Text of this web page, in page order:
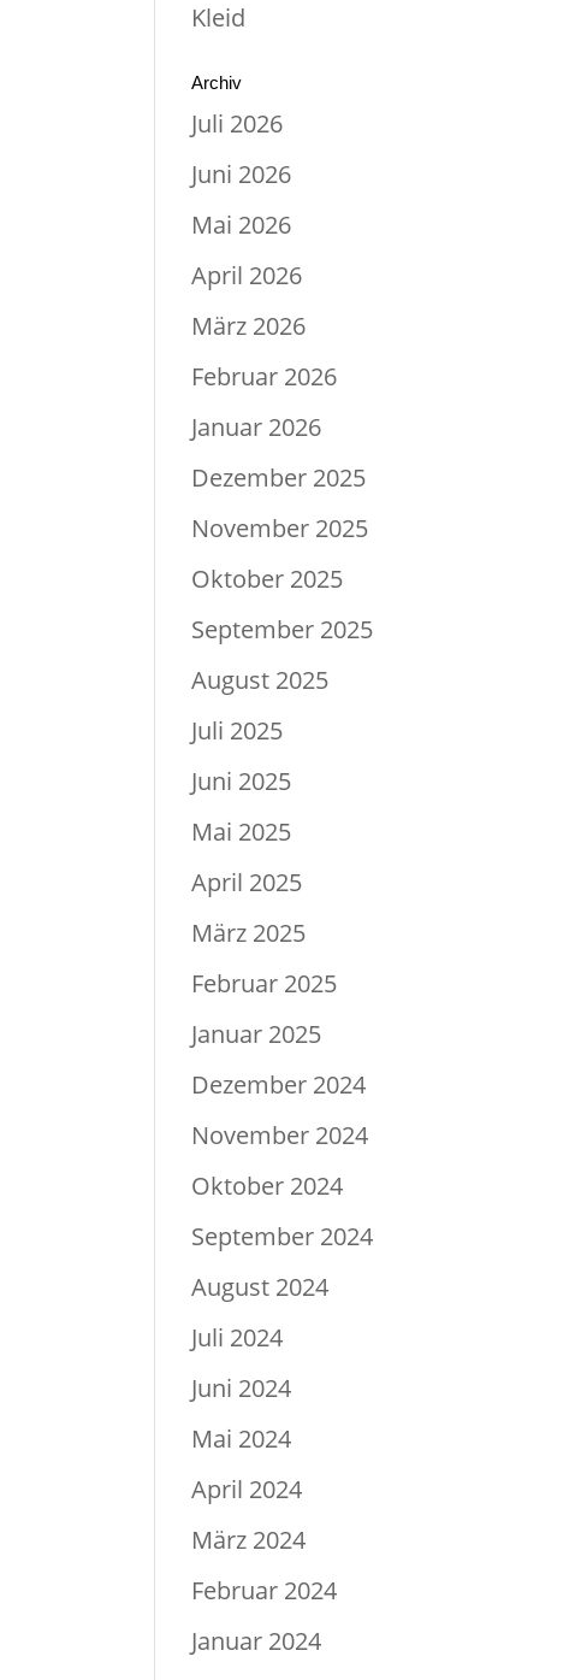
Kleid
Archiv
Juli 2026
Juni 2026
Mai 2026
April 2026
März 2026
Februar 2026
Januar 2026
Dezember 2025
November 2025
Oktober 2025
September 2025
August 2025
Juli 2025
Juni 2025
Mai 2025
April 2025
März 2025
Februar 2025
Januar 2025
Dezember 2024
November 2024
Oktober 2024
September 2024
August 2024
Juli 2024
Juni 2024
Mai 2024
April 2024
März 2024
Februar 2024
Januar 2024